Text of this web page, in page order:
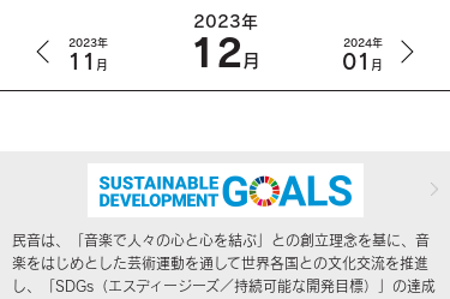
2023年
11 月
2023年
12月
2024年
01 月
民音は、「音楽で人々の心と心を結ぶ」との創立理念を基に、音
楽をはじめとした芸術運動を通して世界各国との文化交流を推進
し、「SDGs（エスディージーズ／持続可能な開発目標）」の達成